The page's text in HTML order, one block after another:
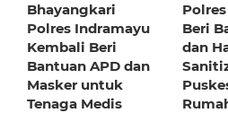
Bhayangkari
Polres Indramayu
Kembali Beri
Bantuan APD dan
Masker untuk
Tenaga Medis
Beri
dan